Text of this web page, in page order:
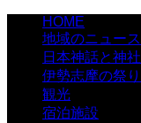
HOME
地域のニュース
日本神話と神社
伊勢志摩の祭り
観光
宿泊施設